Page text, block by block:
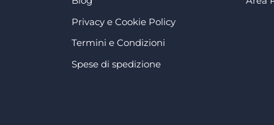
Privacy e Cookie Policy
Termini e Condizioni
Spese di spedizione